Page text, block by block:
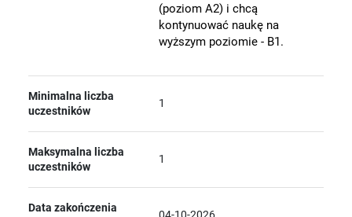
(poziom A2) i chcą
kontynuować naukę na
wyższym poziomie - B1.
Minimalna liczba
uczestników
1
Maksymalna liczba
uczestników
1
Data zakończenia